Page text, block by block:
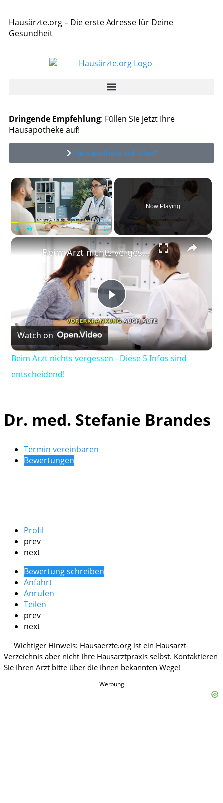
Hausärzte.org – Die erste Adresse für Deine
Gesundheit
Dringende Empfehlung: Füllen Sie jetzt Ihre
Hausapotheke auf!
Hausapotheke auffüllen*
×
Now Playing
×
Play
Video
Beim Arzt nichts vergessen - Diese 5 Infos sind entscheidend!
Watch on
Beim Arzt nichts vergessen - Diese 5 Infos sind
entscheidend!
Dr. med. Stefanie Brandes
Termin vereinbaren
Bewertungen
Profil
prev
next
Bewertung schreiben
Anfahrt
Anrufen
Teilen
prev
next
Werbung